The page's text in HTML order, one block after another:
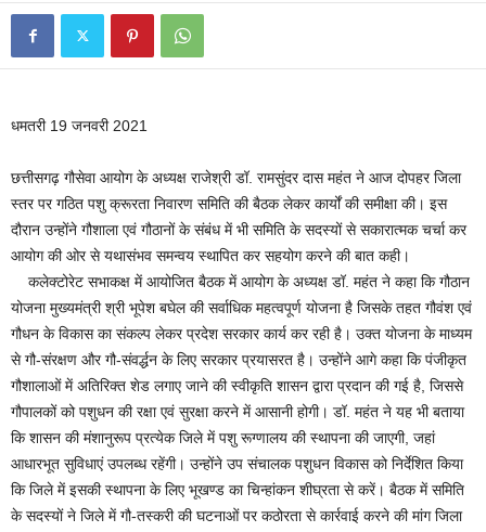
धमतरी 19 जनवरी 2021
छत्तीसगढ़ गौसेवा आयोग के अध्यक्ष राजेश्री डॉ. रामसुंदर दास महंत ने आज दोपहर जिला
स्तर पर गठित पशु क्रूरता निवारण समिति की बैठक लेकर कार्यों की समीक्षा की। इस
दौरान उन्होंने गौशाला एवं गौठानों के संबंध में भी समिति के सदस्यों से सकारात्मक चर्चा कर
आयोग की ओर से यथासंभव समन्वय स्थापित कर सहयोग करने की बात कही।
कलेक्टोरेट सभाकक्ष में आयोजित बैठक में आयोग के अध्यक्ष डॉ. महंत ने कहा कि गौठान
योजना मुख्यमंत्री श्री भूपेश बघेल की सर्वाधिक महत्वपूर्ण योजना है जिसके तहत गौवंश एवं
गौधन के विकास का संकल्प लेकर प्रदेश सरकार कार्य कर रही है। उक्त योजना के माध्यम
से गौ-संरक्षण और गौ-संवर्द्धन के लिए सरकार प्रयासरत है। उन्होंने आगे कहा कि पंजीकृत
गौशालाओं में अतिरिक्त शेड लगाए जाने की स्वीकृति शासन द्वारा प्रदान की गई है, जिससे
गौपालकों को पशुधन की रक्षा एवं सुरक्षा करने में आसानी होगी। डॉ. महंत ने यह भी बताया
कि शासन की मंशानुरूप प्रत्येक जिले में पशु रूग्णालय की स्थापना की जाएगी, जहां
आधारभूत सुविधाएं उपलब्ध रहेंगी। उन्होंने उप संचालक पशुधन विकास को निर्देशित किया
कि जिले में इसकी स्थापना के लिए भूखण्ड का चिन्हांकन शीघ्रता से करें। बैठक में समिति
के सदस्यों ने जिले में गौ-तस्करी की घटनाओं पर कठोरता से कार्रवाई करने की मांग जिला